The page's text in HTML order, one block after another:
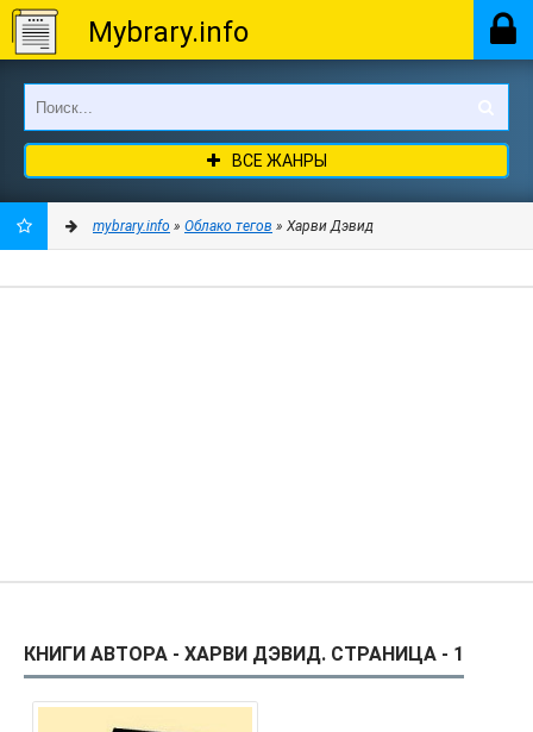
Mybrary.info
ВСЕ ЖАНРЫ
mybrary.info » Облако тегов » Харви Дэвид
КНИГИ АВТОРА - ХАРВИ ДЭВИД. СТРАНИЦА - 1